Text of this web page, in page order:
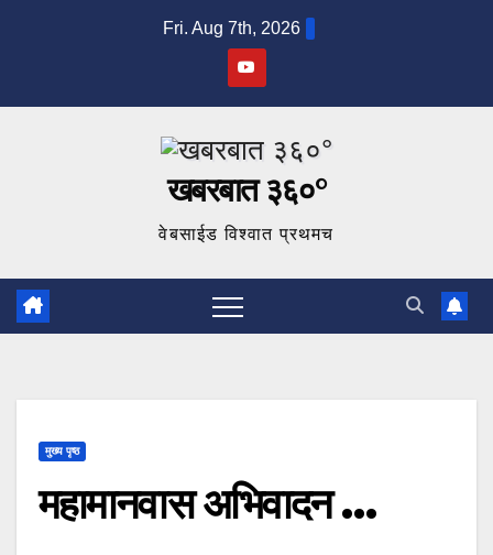
Fri. Aug 7th, 2026
खबरबात ३६०°
वेबसाईड विश्वात प्रथमच
मुख्य पृष्ठ
महामानवास अभिवादन …